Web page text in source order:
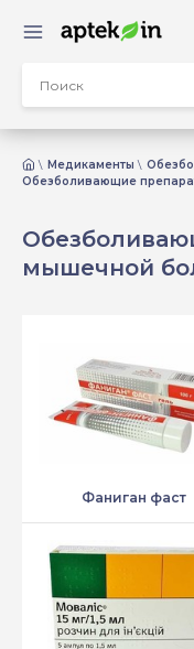
Медикаменты
Обезболивающие
мышечной
Фаниган фаст